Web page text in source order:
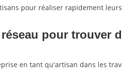
pour réaliser rapidement
pour trouver
en tant qu'artisan dans les